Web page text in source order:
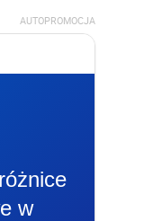
AUTOPROMOCJA
w